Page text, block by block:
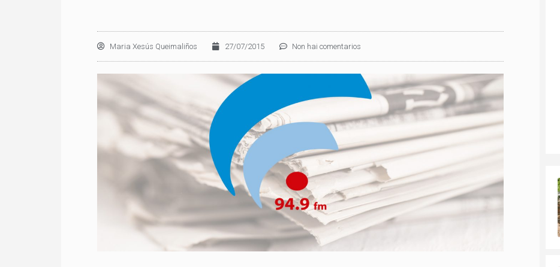
Maria Xesús Queimaliños 27/07/2015 Non hai comentarios